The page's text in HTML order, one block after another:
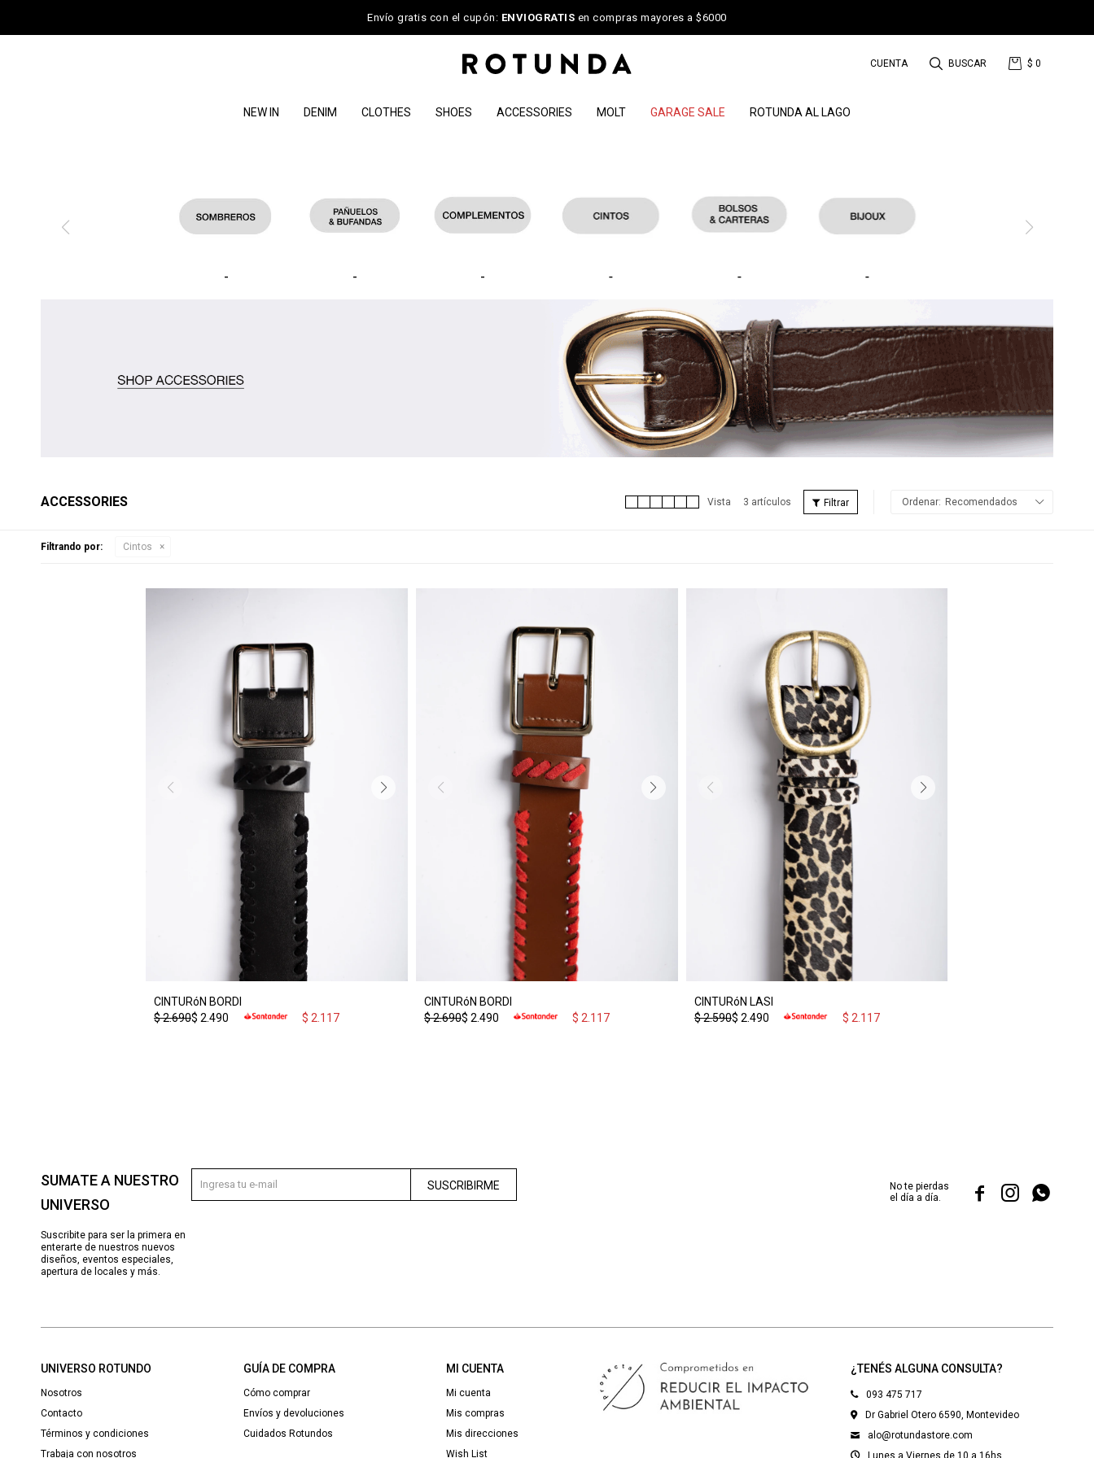
Envío gratis con el cupón: ENVIOGRATIS en compras mayores a $6000
NEW IN DENIM CLOTHES SHOES ACCESSORIES MOLT GARAGE SALE ROTUNDA AL LAGO
$ 0
- - - - - -
ACCESSORIES 3 artículos Recomendados
Filtrando por: Cintos
CINTURóN BORDI
$ 2.490
$2.690 $ 2.117
CINTURóN BORDI
$ 2.490
$2.690 $ 2.117
CINTURóN LASI
$ 2.490
$2.590 $ 2.117
¿TENÉS ALGUNA CONSULTA?
093 475 717
Dr Gabriel Otero 6590, Montevideo
alo@rotundastore.com
UNIVERSO ROTUNDO
Nosotros
Contacto
Términos y condiciones
Trabaja con nosotros
GUÍA DE COMPRA
Cómo comprar
Envíos y devoluciones
Cuidados Rotundos
MI CUENTA
Mi cuenta
Mis compras
Mis direcciones
Wish List
SUMATE A NUESTRO
UNIVERSO
Suscribite para ser la primera en
enterarte de nuestros nuevos
diseños, eventos especiales,
apertura de locales y más.
SUSCRIBIRME
No te pierdas
el día a día.
  